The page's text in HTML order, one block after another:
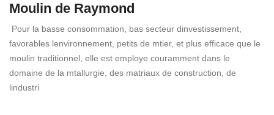
Moulin de Raymond
Pour la basse consommation, bas secteur dinvestissement,
favorables lenvironnement, petits de mtier, et plus efficace que le
moulin traditionnel, elle est employe couramment dans le
domaine de la mtallurgie, des matriaux de construction, de
lindustri